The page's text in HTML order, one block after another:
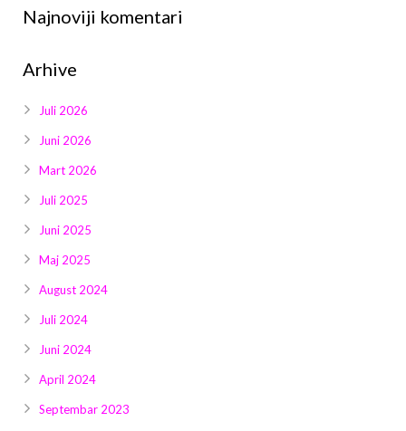
Najnoviji komentari
Arhive
Juli 2026
Juni 2026
Mart 2026
Juli 2025
Juni 2025
Maj 2025
August 2024
Juli 2024
Juni 2024
April 2024
Septembar 2023